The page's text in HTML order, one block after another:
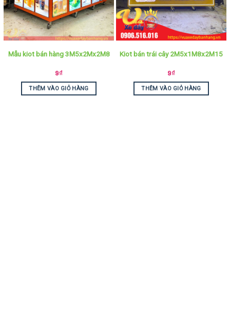
Mẫu kiot bán hàng 3M5x2Mx2M8
9₫
THÊM VÀO GIỎ HÀNG
Kiot bán trái cây 2M5x1M8x2M15
9₫
THÊM VÀO GIỎ HÀNG